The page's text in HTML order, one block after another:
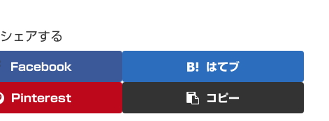
シェアする
Facebook はてブ
Pinterest コピー